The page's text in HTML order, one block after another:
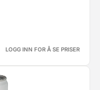
LOGG INN FOR Å SE PRISER